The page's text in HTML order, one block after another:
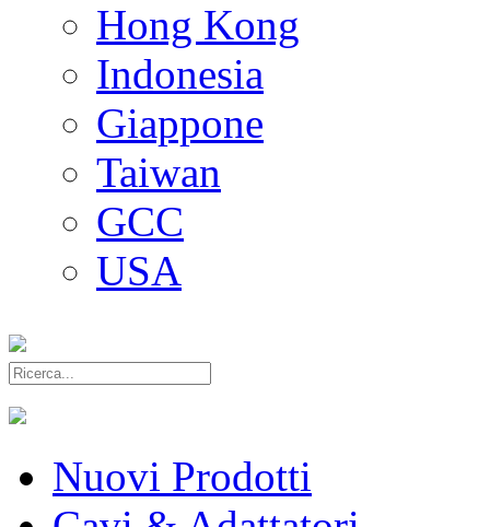
Hong Kong
Indonesia
Giappone
Taiwan
GCC
USA
Nuovi Prodotti